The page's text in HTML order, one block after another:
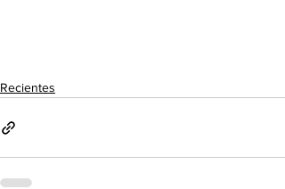
Recientes